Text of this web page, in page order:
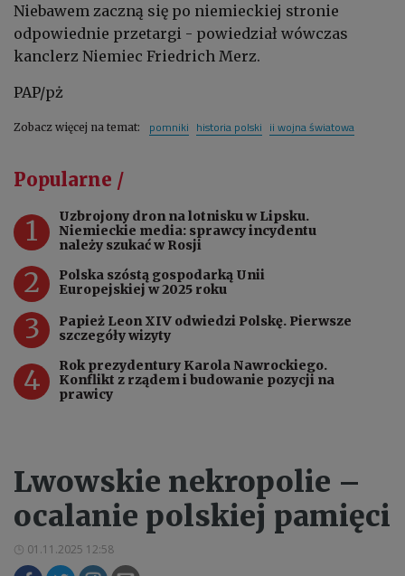
Niebawem zaczną się po niemieckiej stronie
odpowiednie przetargi - powiedział wówczas
kanclerz Niemiec Friedrich Merz.
PAP/pż
Zobacz więcej na temat: pomniki historia polski ii wojna światowa
Popularne /
1
Uzbrojony dron na lotnisku w Lipsku.
Niemieckie media: sprawcy incydentu
należy szukać w Rosji
2
Polska szóstą gospodarką Unii
Europejskiej w 2025 roku
3
Papież Leon XIV odwiedzi Polskę. Pierwsze
szczegóły wizyty
4
Rok prezydentury Karola Nawrockiego.
Konflikt z rządem i budowanie pozycji na
prawicy
Lwowskie nekropolie –
ocalanie polskiej pamięci
01.11.2025 12:58